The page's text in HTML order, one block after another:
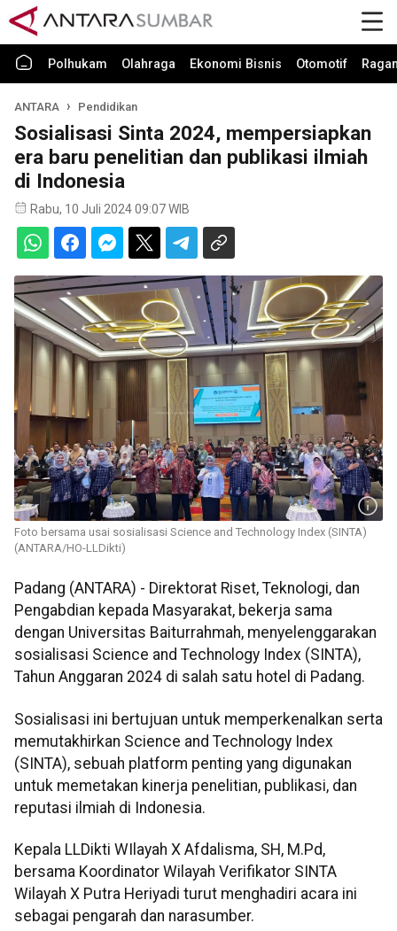
Polhukam Olahraga Ekonomi Bisnis Otomotif
ANTARA Pendidikan
Sosialisasi Sinta 2024, mempersiapkan
era baru penelitian dan publikasi ilmiah
di Indonesia
Rabu, 10 Juli 2024 09:07 WIB
Foto bersama usai sosialisasi Science and Technology Index (SINTA)
(ANTARA/HO-LLDikti)
Padang (ANTARA) - Direktorat Riset, Teknologi, dan
Pengabdian kepada Masyarakat, bekerja sama
dengan Universitas Baiturrahmah, menyelenggarakan
sosialisasi Science and Technology Index (SINTA),
Tahun Anggaran 2024 di salah satu hotel di Padang.
Sosialisasi ini bertujuan untuk memperkenalkan serta
memutakhirkan Science and Technology Index
(SINTA), sebuah platform penting yang digunakan
untuk memetakan kinerja penelitian, publikasi, dan
reputasi ilmiah di Indonesia.
Kepala LLDikti WIlayah X Afdalisma, SH, M.Pd,
bersama Koordinator Wilayah Verifikator SINTA
Wilayah X Putra Heriyadi turut menghadiri acara ini
sebagai pengarah dan narasumber.